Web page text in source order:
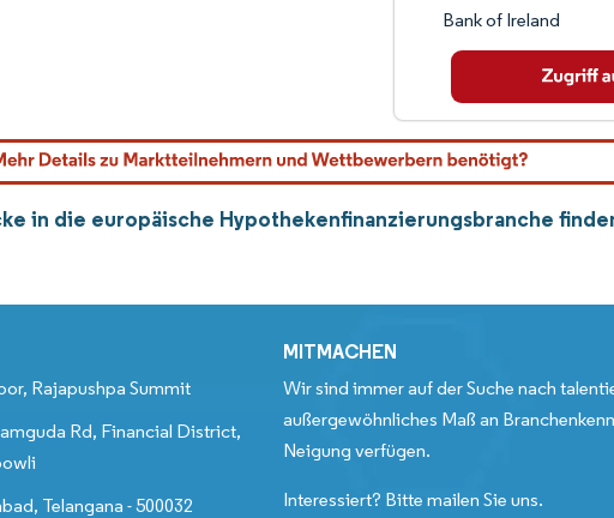
Bank of Ireland
in die europäische Hypothekenfinanzierungsbranche
Rajapushpa Summit
Rd, Financial District,
Telangana - 500032
MITMACHEN
Wir sind immer auf der Suche nach
außergewöhnliches Maß an
Neigung verfügen.
Interessiert? Bitte mailen Sie uns.